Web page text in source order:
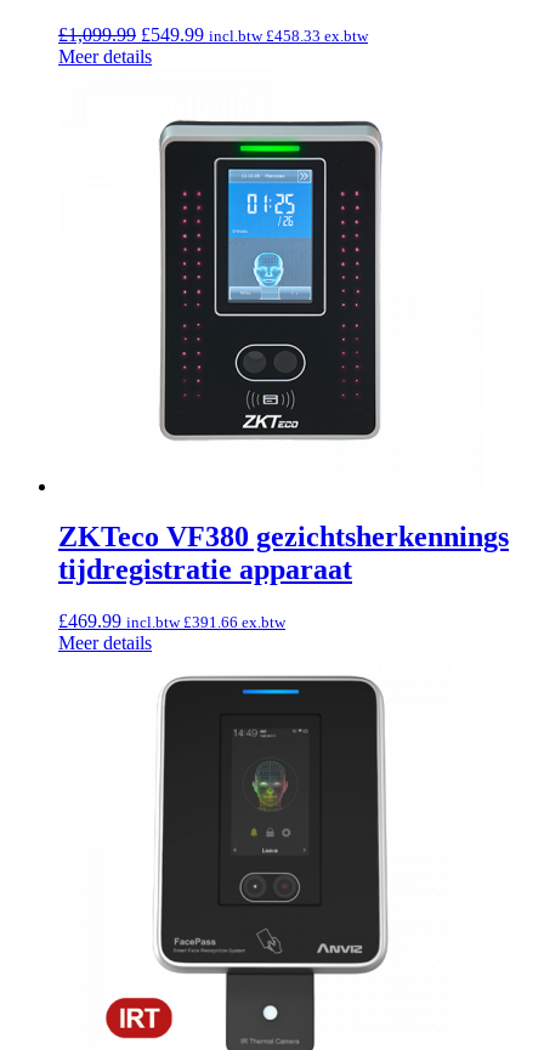
£1,099.99 Oorspronkelijke
prijs
£549.99Huidige
incl.btw£458.33 ex.btw
Meer details
ZKTeco VF380 gezichtsherkennings
tijdregistratie apparaat
£469.99 incl.btw£391.66 ex.btw
Meer details